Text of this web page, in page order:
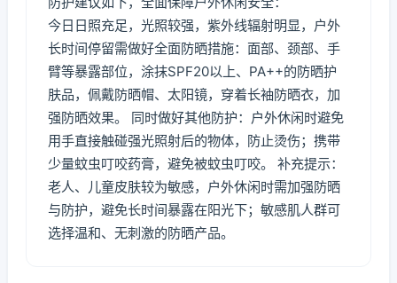
今日日照充足，光照较强，紫外线辐射明显，户外
长时间停留需做好全面防晒措施：面部、颈部、手
臂等暴露部位，涂抹SPF20以上、PA++的防晒护
肤品，佩戴防晒帽、太阳镜，穿着长袖防晒衣，加
强防晒效果。 同时做好其他防护：户外休闲时避免
用手直接触碰强光照射后的物体，防止烫伤；携带
少量蚊虫叮咬药膏，避免被蚊虫叮咬。 补充提示：
老人、儿童皮肤较为敏感，户外休闲时需加强防晒
与防护，避免长时间暴露在阳光下；敏感肌人群可
选择温和、无刺激的防晒产品。